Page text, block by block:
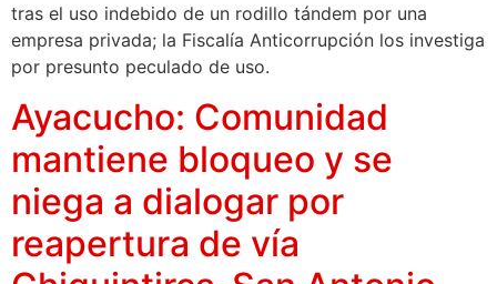
tras el uso indebido de un rodillo tándem por una
empresa privada; la Fiscalía Anticorrupción los investiga
por presunto peculado de uso.
Ayacucho: Comunidad
mantiene bloqueo y se
niega a dialogar por
reapertura de vía